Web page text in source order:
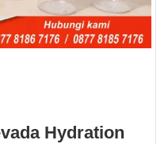
Hydration